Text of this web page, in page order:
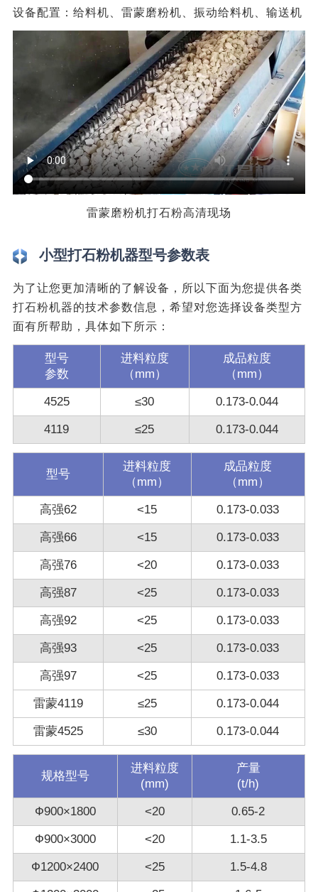
设备配置：给料机、雷蒙磨粉机、振动给料机、输送机
雷蒙磨粉机打石粉高清现场
小型打石粉机器型号参数表
为了让您更加清晰的了解设备，所以下面为您提供各类
打石粉机器的技术参数信息，希望对您选择设备类型方
面有所帮助，具体如下所示：
型号
参数
进料粒度
（mm）
成品粒度
（mm）
4525 ≤30 0.173-0.044
4119 ≤25 0.173-0.044
型号
进料粒度
（mm）
成品粒度
（mm）
高强62 <15 0.173-0.033
高强66 <15 0.173-0.033
高强76 <20 0.173-0.033
高强87 <25 0.173-0.033
高强92 <25 0.173-0.033
高强93 <25 0.173-0.033
高强97 <25 0.173-0.033
雷蒙4119 ≤25 0.173-0.044
雷蒙4525 ≤30 0.173-0.044
规格型号
进料粒度
(mm)
产量
(t/h)
Ф900×1800 <20 0.65-2
Ф900×3000 <20 1.1-3.5
Ф1200×2400 <25 1.5-4.8